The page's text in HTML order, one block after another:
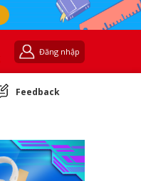
Đăng nhập
Feedback